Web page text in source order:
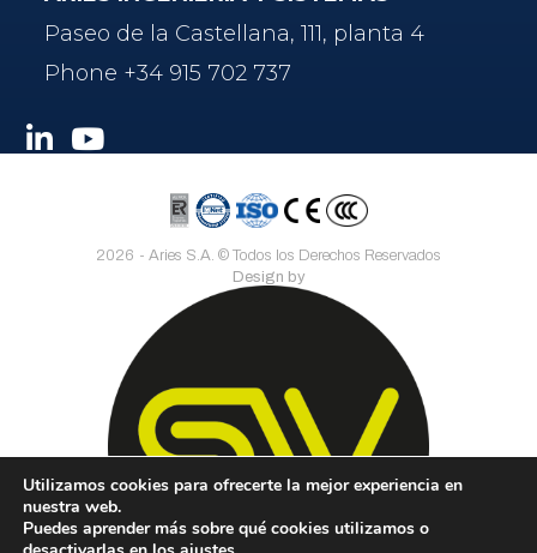
Paseo de la Castellana, 111, planta 4
Phone +34 915 702 737
i
o
b
2026 - Aries S.A. © Todos los Derechos Reservados
Design by
Utilizamos cookies para ofrecerte la mejor experiencia en
nuestra web.
Puedes aprender más sobre qué cookies utilizamos o